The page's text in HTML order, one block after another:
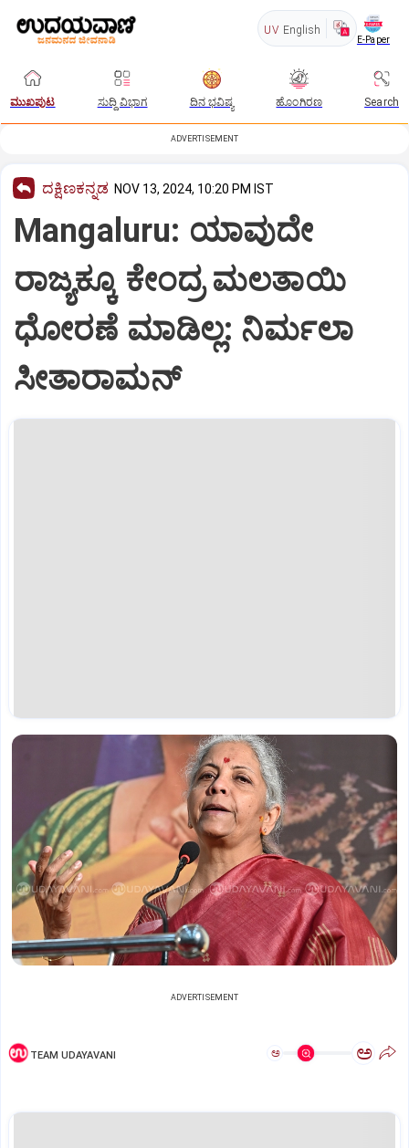
UV English
E-Paper
ಮುಖಪುಟ ಸುದ್ದಿ ವಿಭಾಗ ದಿನ ಭವಿಷ್ಯ ಹೊಂಗಿರಣ Search
ADVERTISEMENT
ದಕ್ಷಿಣಕನ್ನಡ NOV 13, 2024, 10:20 PM IST
Mangaluru: ಯಾವುದೇ
ರಾಜ್ಯಕ್ಕೂ ಕೇಂದ್ರ ಮಲತಾಯಿ
ಧೋರಣೆ ಮಾಡಿಲ್ಲ: ನಿರ್ಮಲಾ
ಸೀತಾರಾಮನ್‌
ADVERTISEMENT
TEAM UDAYAVANI ಅ ಅ